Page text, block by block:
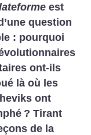
est
question
: pourquoi
ont-ils
là où les
ont
? Tirant
de la